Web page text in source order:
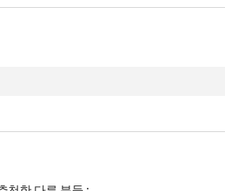
는 것은 신병 훈련소에 들어가는 것과 비